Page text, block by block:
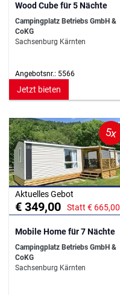
Wood Cube für 5 Nächte
Campingplatz Betriebs GmbH &
CoKG
Sachsenburg Kärnten
Angebotsnr.: 5566
Jetzt bieten
5x
Aktuelles Gebot
€ 349,00 Statt € 665,00
Mobile Home für 7 Nächte
Campingplatz Betriebs GmbH &
CoKG
Sachsenburg Kärnten